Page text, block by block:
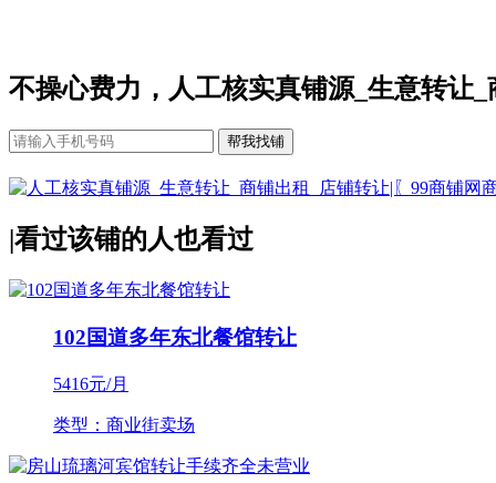
不操心费力，人工核实真铺源_生意转让
看过该铺的人也看过
102国道多年东北餐馆转让
5416元/月
类型：商业街卖场